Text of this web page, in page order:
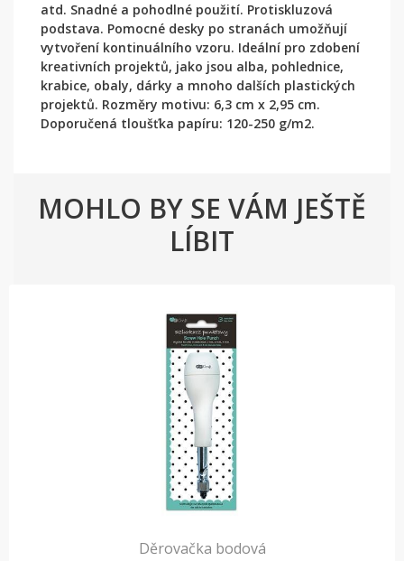
atd. Snadné a pohodlné použití. Protiskluzová
podstava. Pomocné desky po stranách umožňují
vytvoření kontinuálního vzoru. Ideální pro zdobení
kreativních projektů, jako jsou alba, pohlednice,
krabice, obaly, dárky a mnoho dalších plastických
projektů. Rozměry motivu: 6,3 cm x 2,95 cm.
Doporučená tloušťka papíru: 120-250 g/m2.
MOHLO BY SE VÁM JEŠTĚ
LÍBIT
Děrovačka bodová